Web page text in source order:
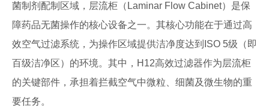
菌制剂配制区域，层流柜（Laminar Flow Cabinet）是保
障药品无菌操作的核心设备之一。其核心功能在于通过高
效空气过滤系统，为操作区域提供洁净度达到ISO 5级（即
百级洁净区）的环境。其中，H12高效过滤器作为层流柜
的关键部件，承担着拦截空气中微粒、细菌及微生物的重
要任务。